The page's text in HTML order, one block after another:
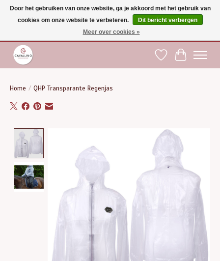
Gratis verzending vanaf €75 binnen BE - vanaf €100 naar EU | Voor 17:00 besteld is
dezelfde dag verzonden | Klantendienst: +32 (0)51 21 27 00 |
Verlanglijst
Home / QHP Transparante Regenjas
Door het gebruiken van onze website, ga je akkoord met het gebruik van
cookies om onze website te verbeteren.
Dit bericht verbergen
Meer over cookies »